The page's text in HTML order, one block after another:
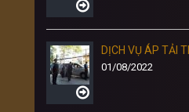
DỊCH VỤ ÁP TẢI
01/08/2022